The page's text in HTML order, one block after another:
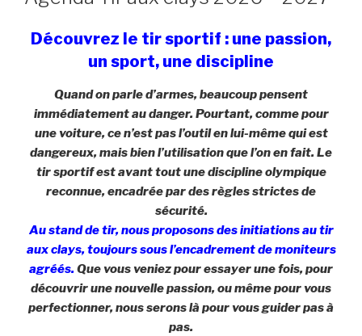
Découvrez le tir sportif : une passion,
un sport, une discipline
Quand on parle d’armes, beaucoup pensent
immédiatement au danger. Pourtant, comme pour
une voiture, ce n’est pas l’outil en lui-même qui est
dangereux, mais bien l’utilisation que l’on en fait. Le
tir sportif est avant tout une discipline olympique
reconnue, encadrée par des règles strictes de
sécurité.
Au stand de tir, nous proposons des initiations au tir
aux clays, toujours sous l’encadrement de moniteurs
agréés.Que vous veniez pour essayer une fois, pour
découvrir une nouvelle passion, ou même pour vous
perfectionner, nous serons là pour vous guider pas à
pas.